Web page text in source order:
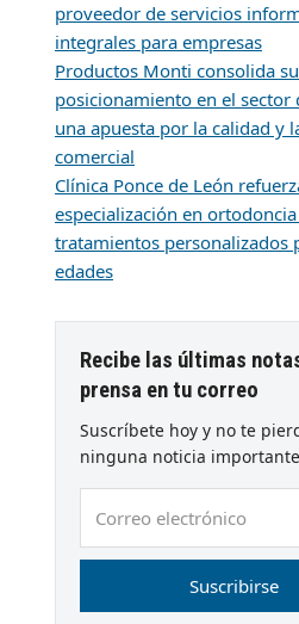
proveedor de servicios
integrales para empresas
Productos Monti consolida su
posicionamiento en el sector
una apuesta por la calidad y
comercial
Clínica Ponce de León
especialización en
tratamientos personalizados
edades
Recibe las últimas
prensa en tu correo
Suscríbete hoy y no te
ninguna noticia
electrónico
Suscribirse